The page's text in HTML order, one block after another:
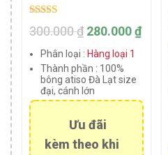
Rated
5.00
300.000₫ 280.000₫
Phân loại : Hàng loại 1
Thành phần : 100%
bông atiso Đà Lạt size
đại, cánh lớn
Ưu đãi
kèm theo khi